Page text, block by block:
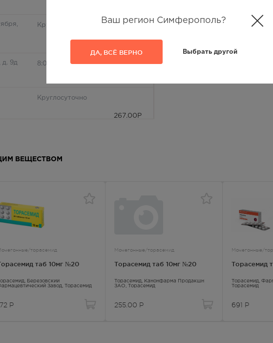
Ваш регион Симферополь?
ДА, ВСЁ ВЕРНО Выбрать другой
Круглосуточно
д. 9д 8:00 — 21:00
Круглосуточно
267.00 Р
8.00 - 20.00
267.00 Р
ВЕЩЕСТВОМ
торасемид
таб 10мг №20
, Березовский
Завод,
Торасемид
Р
Мочегонные/торасемид
Торасемид таб 10мг №20
Торасемид, Канонфарма Продакшн
ЗАО,
Торасемид
255.00 Р
Мочегонные/
Торасемид
Торасемид,
Торасемид
691 Р